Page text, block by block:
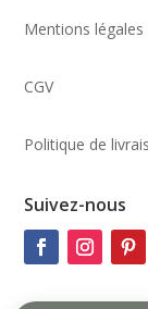
Mentions
CGV
Politique de
Suivez-nous